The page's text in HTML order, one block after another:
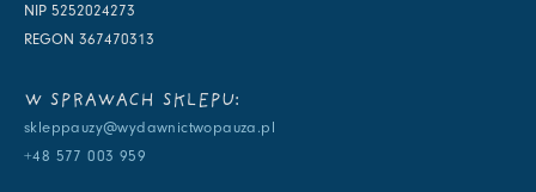
NIP 5252024273
REGON 367470313
W SPRAWACH SKLEPU:
skleppauzy@wydawnictwopauza.pl
+48 577 003 959